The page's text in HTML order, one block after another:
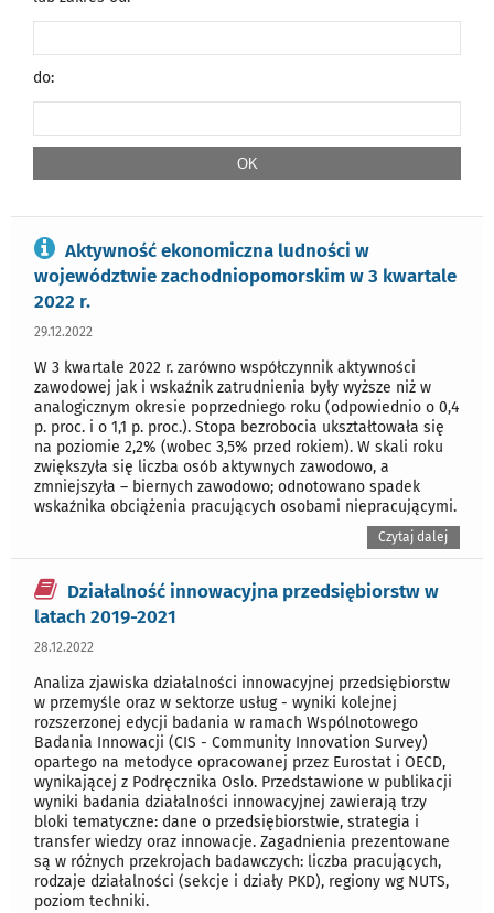
do:
Aktywność ekonomiczna ludności w
województwie zachodniopomorskim w 3 kwartale
2022 r.
29.12.2022
W 3 kwartale 2022 r. zarówno współczynnik aktywności
zawodowej jak i wskaźnik zatrudnienia były wyższe niż w
analogicznym okresie poprzedniego roku (odpowiednio o 0,4
p. proc. i o 1,1 p. proc.). Stopa bezrobocia ukształtowała się
na poziomie 2,2% (wobec 3,5% przed rokiem). W skali roku
zwiększyła się liczba osób aktywnych zawodowo, a
zmniejszyła – biernych zawodowo; odnotowano spadek
wskaźnika obciążenia pracujących osobami niepracującymi.
Czytaj dalej
Działalność innowacyjna przedsiębiorstw w
latach 2019-2021
28.12.2022
Analiza zjawiska działalności innowacyjnej przedsiębiorstw
w przemyśle oraz w sektorze usług - wyniki kolejnej
rozszerzonej edycji badania w ramach Wspólnotowego
Badania Innowacji (CIS - Community Innovation Survey)
opartego na metodyce opracowanej przez Eurostat i OECD,
wynikającej z Podręcznika Oslo. Przedstawione w publikacji
wyniki badania działalności innowacyjnej zawierają trzy
bloki tematyczne: dane o przedsiębiorstwie, strategia i
transfer wiedzy oraz innowacje. Zagadnienia prezentowane
są w różnych przekrojach badawczych: liczba pracujących,
rodzaje działalności (sekcje i działy PKD), regiony wg NUTS,
poziom techniki.